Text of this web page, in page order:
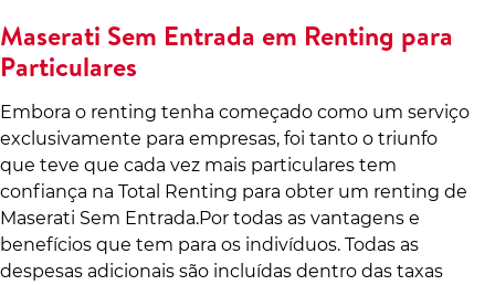
Maserati Sem Entrada em Renting para
Particulares
Embora o renting tenha começado como um serviço
exclusivamente para empresas, foi tanto o triunfo
que teve que cada vez mais particulares tem
confiança na Total Renting para obter um renting de
Maserati Sem Entrada.Por todas as vantagens e
benefícios que tem para os indivíduos. Todas as
despesas adicionais são incluídas dentro das taxas